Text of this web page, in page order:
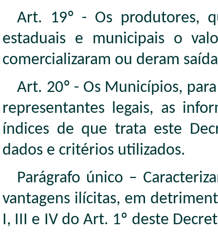
Art. 19º - Os produtores,
estaduais e municipais o
comercializaram ou deram
Art. 20º - Os Municípios,
representantes legais, as
índices de que trata este
dados e critérios utilizados.
Parágrafo único –
vantagens ilícitas, em
I, III e IV do Art. 1º deste